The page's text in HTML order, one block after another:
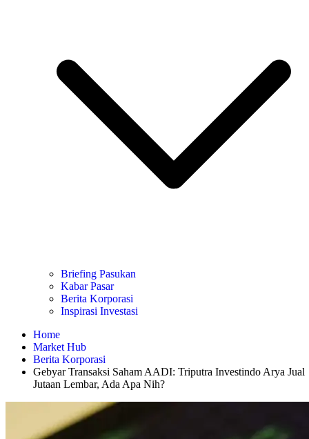
Briefing Pasukan
Kabar Pasar
Berita Korporasi
Inspirasi Investasi
Home
Market Hub
Berita Korporasi
Gebyar Transaksi Saham AADI: Triputra Investindo Arya Jual
Jutaan Lembar, Ada Apa Nih?